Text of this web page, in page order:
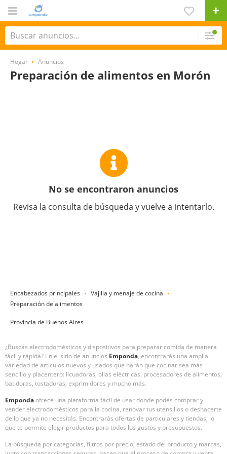
Hogar Anuncios
Preparación de alimentos en Morón
No se encontraron anuncios
Revisa la consulta de búsqueda y vuelve a intentarlo.
Encabezados principales
Vajilla y menaje de cocina
Preparación de alimentos
Provincia de Buenos Aires
¿Buscás electrodomésticos y dispositivos para preparar comida de manera
fácil y rápida? En el sitio de anuncios Emponda, encontrarás una amplia
variedad de artículos nuevos y usados que harán que cocinar sea más
sencillo y placentero: licuadoras, ollas eléctricas, procesadores de alimentos,
batidoras, tostadoras, exprimidores y mucho más.
Empondaofrece una plataforma fácil de usar donde podés comprar y
vender electrodomésticos para la cocina, renovar tus utensilios o deshacerte
de lo que ya no necesitás. Encontrarás ofertas de particulares y tiendas, lo
que te permite elegir productos para todos los gustos y presupuestos.
La búsqueda por categorías, filtros por precio, estado del producto y marcas,